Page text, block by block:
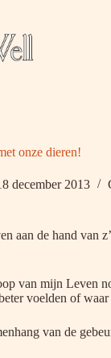
onze dieren!
december 2013
aan de hand van
van mijn Leven
voelden of
van de